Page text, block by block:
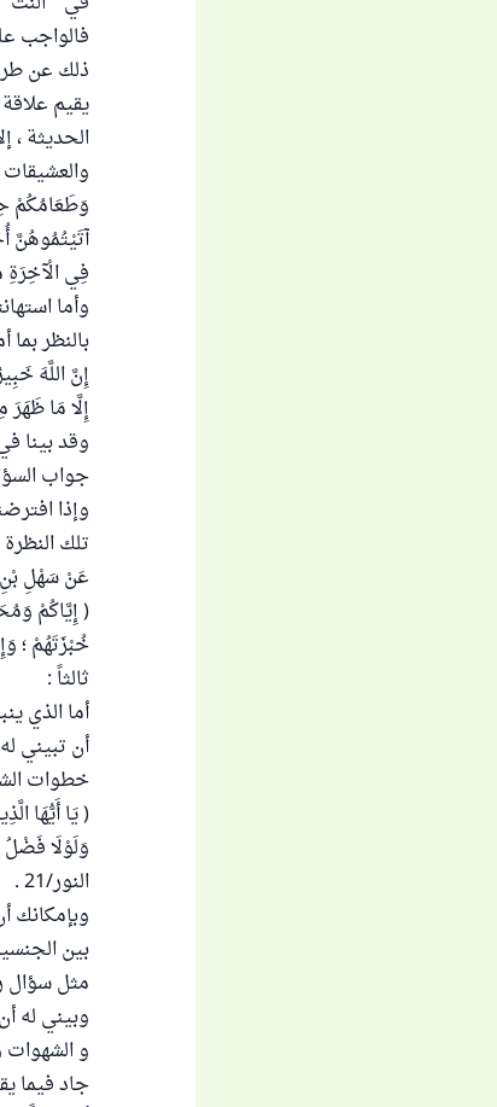
فالواجب
ذلك عن
يقيم
الحديثة ،
وَطَعَامُكُمْ
آتَيْتُمُوهُنَّ
فِي الْآخِرَةِ
وأما
بالنظر
إِنَّ اللَّهَ
إِلَّا مَا ظَهَرَ
وقد بينا
جواب
وإذا
تلك
عَنْ سَهْلِ بْنِ
( إِيَّاكُمْ
خُبْزَتَهُمْ ؛ وَإِنَّ
ثالثاً :
أما الذي
أن تبيني
خطوات
( يَا أَيُّهَا
وَلَوْلَا
النور/21 .
وبإمكانك
بين
مثل سؤال
وبيني له
و الشهوات
جاد فيما